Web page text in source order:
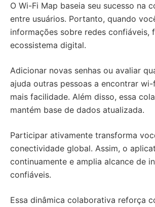
O Wi-Fi Map baseia seu sucesso na
entre usuários. Portanto, quando
informações sobre redes confiáveis,
ecossistema digital.
Adicionar novas senhas ou avaliar
ajuda outras pessoas a encontrar
mais facilidade. Além disso, essa
mantém base de dados atualizada.
Participar ativamente transforma
conectividade global. Assim, o
continuamente e amplia alcance de
confiáveis.
Essa dinâmica colaborativa reforça